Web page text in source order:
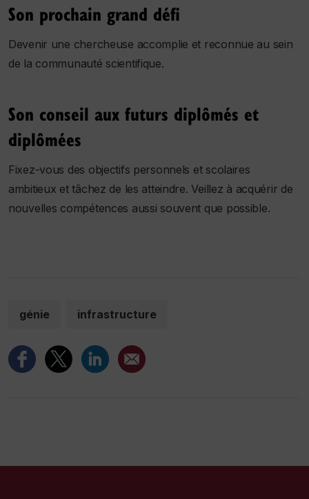
Son prochain grand défi
Devenir une chercheuse accomplie et reconnue au sein
de la communauté scientifique.
Son conseil aux futurs diplômés et
diplômées
Fixez-vous des objectifs personnels et scolaires
ambitieux et tâchez de les atteindre. Veillez à acquérir de
nouvelles compétences aussi souvent que possible.
génie infrastructure